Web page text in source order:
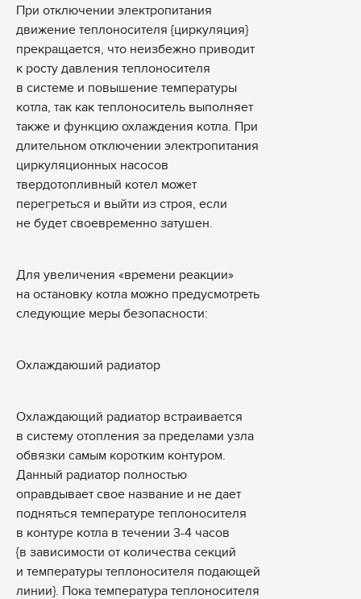
При отключении электропитания
движение теплоносителя {циркуляция}
прекращается, что неизбежно приводит
к росту давления теплоносителя
в системе и повышение температуры
котла, так как теплоноситель выполняет
также и функцию охлаждения котла. При
длительном отключении электропитания
циркуляционных насосов
твердотопливный котел может
перегреться и выйти из строя, если
не будет своевременно затушен.
Для увеличения «времени реакции»
на остановку котла можно предусмотреть
следующие меры безопасности:
Охлаждаюший радиатор
Охлаждающий радиатор встраивается
в систему отопления за пределами узла
обвязки самым коротким контуром.
Данный радиатор полностью
оправдывает свое название и не дает
подняться температуре теплоносителя
в контуре котла в течении 3-4 часов
{в зависимости от количества секций
и температуры теплоносителя подающей
линии}. Пока температура теплоносителя